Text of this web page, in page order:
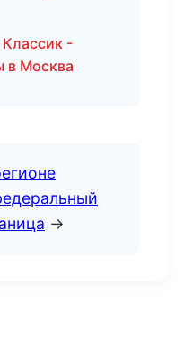
-
в Москва
→